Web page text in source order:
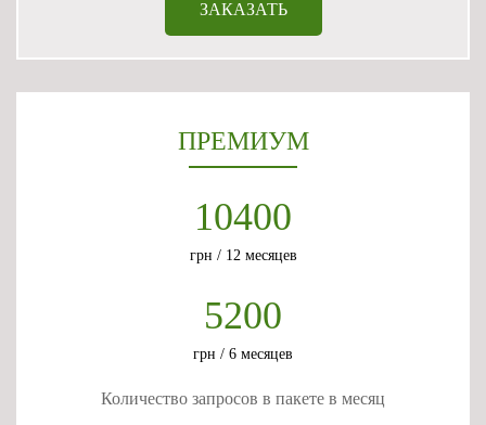
ЗАКАЗАТЬ
ПРЕМИУМ
10400
грн / 12 месяцев
5200
грн / 6 месяцев
Количество запросов в пакете в месяц